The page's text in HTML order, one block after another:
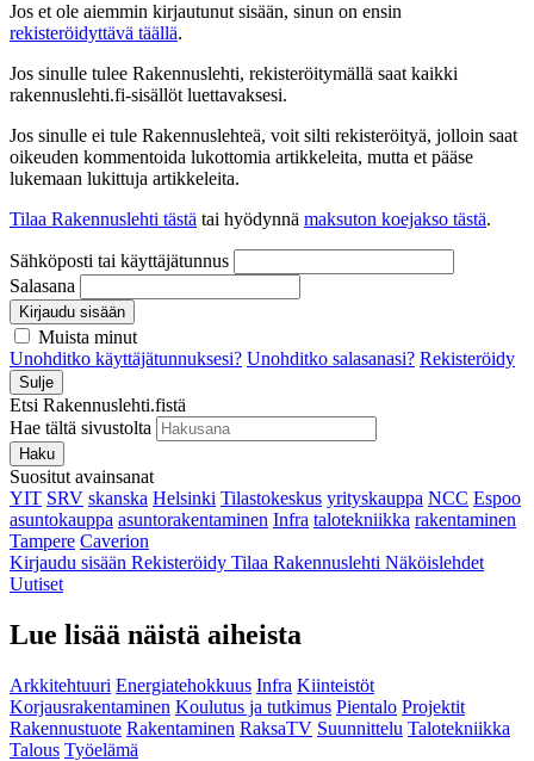
Jos et ole aiemmin kirjautunut sisään, sinun on ensin
rekisteröidyttävä täällä.
Jos sinulle tulee Rakennuslehti, rekisteröitymällä saat kaikki
rakennuslehti.fi-sisällöt luettavaksesi.
Jos sinulle ei tule Rakennuslehteä, voit silti rekisteröityä, jolloin saat
oikeuden kommentoida lukottomia artikkeleita, mutta et pääse
lukemaan lukittuja artikkeleita.
Tilaa Rakennuslehti tästä tai hyödynnä maksuton koejakso tästä.
Sähköposti tai käyttäjätunnus
Salasana
Kirjaudu sisään
Muista minut
Unohditko käyttäjätunnuksesi? Unohditko salasanasi? Rekisteröidy
Sulje
Etsi Rakennuslehti.fistä
Hae tältä sivustolta
Haku
Suositut avainsanat
YIT SRV skanska Helsinki Tilastokeskus yrityskauppa NCC Espoo
asuntokauppa asuntorakentaminen Infra talotekniikka rakentaminen
Tampere Caverion
Kirjaudu sisään Rekisteröidy Tilaa Rakennuslehti Näköislehdet
Uutiset
Lue lisää näistä aiheista
Arkkitehtuuri Energiatehokkuus Infra Kiinteistöt
Korjausrakentaminen Koulutus ja tutkimus Pientalo Projektit
Rakennustuote Rakentaminen RaksaTV Suunnittelu Talotekniikka
Talous Työelämä